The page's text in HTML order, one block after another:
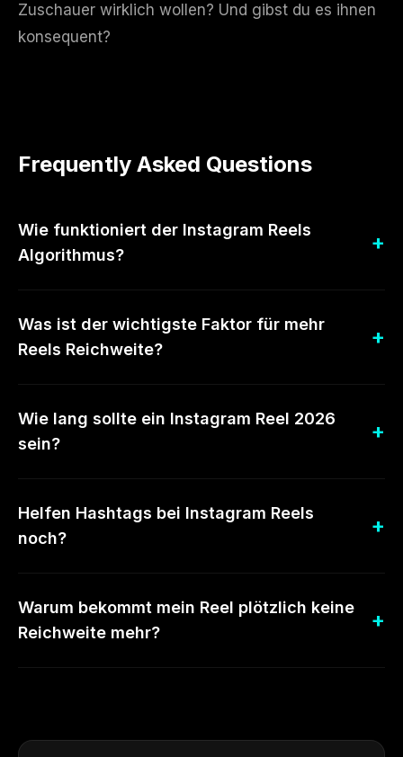
Zuschauer wirklich wollen? Und gibst du es ihnen
konsequent?
Frequently Asked Questions
Wie funktioniert der Instagram Reels
Algorithmus?
Was ist der wichtigste Faktor für mehr
Reels Reichweite?
Wie lang sollte ein Instagram Reel 2026
sein?
Helfen Hashtags bei Instagram Reels
noch?
Warum bekommt mein Reel plötzlich keine
Reichweite mehr?